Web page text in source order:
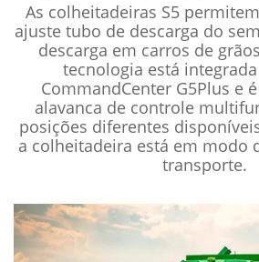
As colheitadeiras S5
ajuste tubo de descarga do
descarga em carros de
tecnologia está
CommandCenter G5Plus e
alavanca de controle
posições diferentes
a colheitadeira está em modo
transporte.